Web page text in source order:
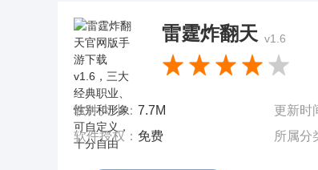
雷霆炸翻天 v1.6
软件大小： 7.7M 更新时
软件授权： 免费 所属分